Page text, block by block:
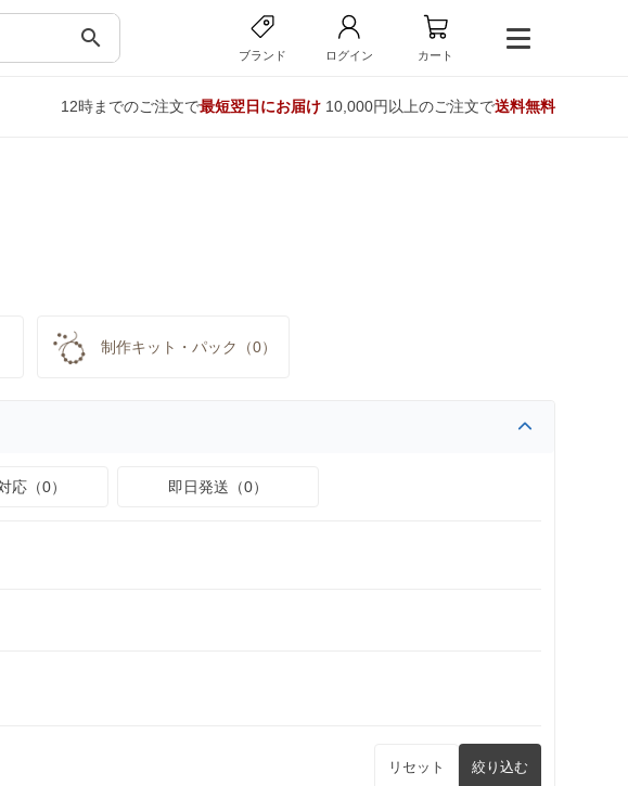
search
ブランド ログイン カート
12時までのご注文で最短翌日にお届け10,000円以上のご注文で送料無料
制作キット・パック（0）
応（0） 即日発送（0）
リセット 絞り込む